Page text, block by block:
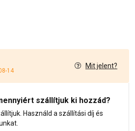
14
Mit jelent?
szállítjuk ki hozzád?
Használd a szállítási díj és